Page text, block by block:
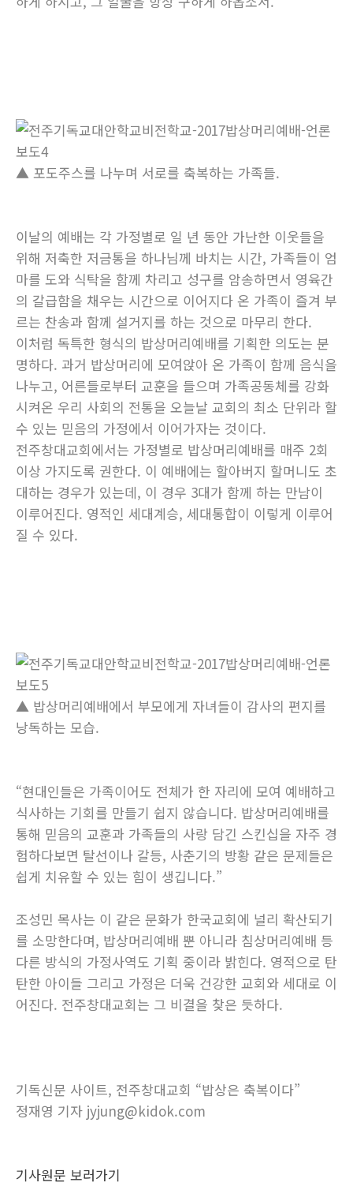
▲ 포도주스를 나누며 서로를 축복하는 가족들.
이날의 예배는 각 가정별로 일 년 동안 가난한 이웃들을
위해 저축한 저금통을 하나님께 바치는 시간, 가족들이 엄
마를 도와 식탁을 함께 차리고 성구를 암송하면서 영육간
의 갈급함을 채우는 시간으로 이어지다 온 가족이 즐겨 부
르는 찬송과 함께 설거지를 하는 것으로 마무리 한다.
이처럼 독특한 형식의 밥상머리예배를 기획한 의도는 분
명하다. 과거 밥상머리에 모여앉아 온 가족이 함께 음식을
나누고, 어른들로부터 교훈을 들으며 가족공동체를 강화
시켜온 우리 사회의 전통을 오늘날 교회의 최소 단위라 할
수 있는 믿음의 가정에서 이어가자는 것이다.
전주창대교회에서는 가정별로 밥상머리예배를 매주 2회
이상 가지도록 권한다. 이 예배에는 할아버지 할머니도 초
대하는 경우가 있는데, 이 경우 3대가 함께 하는 만남이
이루어진다. 영적인 세대계승, 세대통합이 이렇게 이루어
질 수 있다.
▲ 밥상머리예배에서 부모에게 자녀들이 감사의 편지를
낭독하는 모습.
“현대인들은 가족이어도 전체가 한 자리에 모여 예배하고
식사하는 기회를 만들기 쉽지 않습니다. 밥상머리예배를
통해 믿음의 교훈과 가족들의 사랑 담긴 스킨십을 자주 경
험하다보면 탈선이나 갈등, 사춘기의 방황 같은 문제들은
쉽게 치유할 수 있는 힘이 생깁니다.”
조성민 목사는 이 같은 문화가 한국교회에 널리 확산되기
를 소망한다며, 밥상머리예배 뿐 아니라 침상머리예배 등
다른 방식의 가정사역도 기획 중이라 밝힌다. 영적으로 탄
탄한 아이들 그리고 가정은 더욱 건강한 교회와 세대로 이
어진다. 전주창대교회는 그 비결을 찾은 듯하다.
기독신문 사이트, 전주창대교회 “밥상은 축복이다”
정재영 기자 jyjung@kidok.com
기사원문 보러가기